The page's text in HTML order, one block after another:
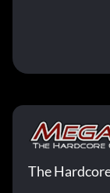
The